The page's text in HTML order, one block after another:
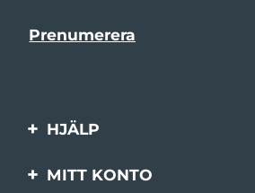
HJÄLP
Kontakta oss
MITT KONTO